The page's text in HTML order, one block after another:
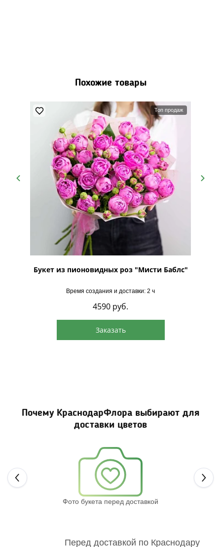
Похожие товары
Топ продаж
Букет из пионовидных роз "Мисти Баблс"
Время создания и доставки: 2 ч
4590 руб.
Заказать
Почему КраснодарФлора выбирают для
доставки цветов
Фото букета перед доставкой
Перед доставкой по Краснодару